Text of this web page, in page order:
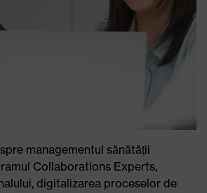
managementul sănătății
Collaborations Experts,
digitalizarea proceselor de